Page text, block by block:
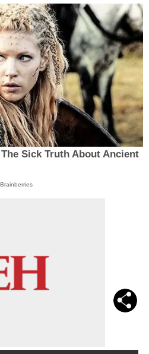
Sick Truth About Ancient
Brainberries